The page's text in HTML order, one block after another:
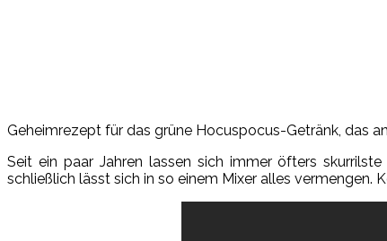
Geheimrezept für das grüne Hocuspocus-Getränk, das
Seit ein paar Jahren lassen sich immer öfters
schließlich lässt sich in so einem Mixer alles vermengen.